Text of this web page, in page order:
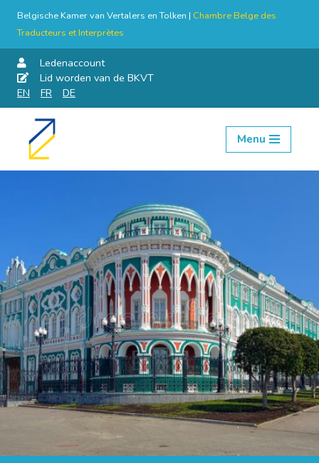
Belgische Kamer van Vertalers en Tolken | Chambre Belge des
Traducteurs et Interprètes
Ledenaccount
Lid worden van de BKVT
EN
FR DE
Skip
Menu